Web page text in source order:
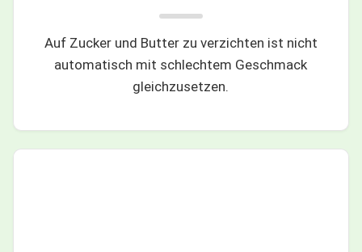
Auf Zucker und Butter zu verzichten ist nicht
automatisch mit schlechtem Geschmack
gleichzusetzen.